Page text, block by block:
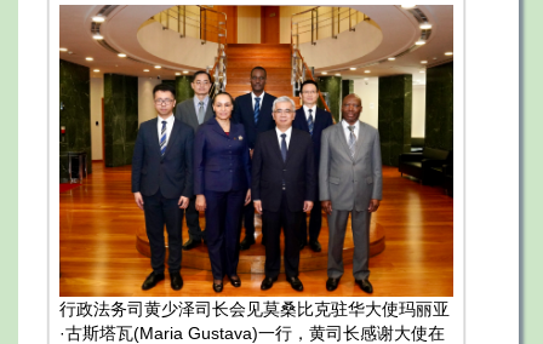
行政法务司黄少泽司长会见莫桑比克驻华大使玛丽亚
·古斯塔瓦(Maria Gustava)一行，黄司长感谢大使在